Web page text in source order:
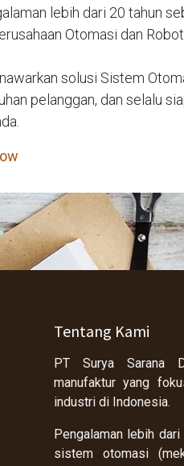
lebih dari 20 tahun
Otomasi dan
solusi Sistem
pelanggan, dan selalu
Tentang Kami
PT Surya Sarana
manufaktur yang
industri di Indonesia.
Pengalaman lebih
sistem otomasi